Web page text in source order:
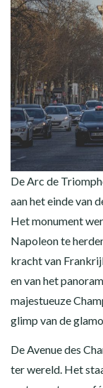
De Arc de
aan het einde van
Het monument
Napoleon te
kracht van
en van het
majestueuze
glimp van de
De Avenue des
ter wereld. Het